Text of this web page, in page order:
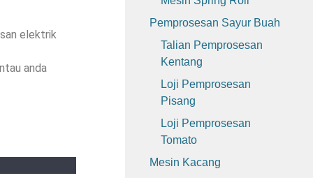
elektrik
anda
Pemprosesan Sayur Buah
Talian Pemprosesan
Kentang
Loji Pemprosesan
Pisang
Loji Pemprosesan
Tomato
Mesin Kacang